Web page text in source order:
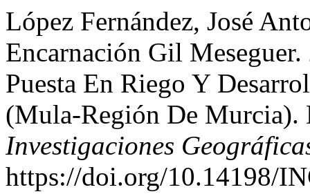
López Fernández, José
Encarnación Gil
Puesta En Riego Y
(Mula-Región De Murcia).
Investigaciones
https://doi.org/10.14198/